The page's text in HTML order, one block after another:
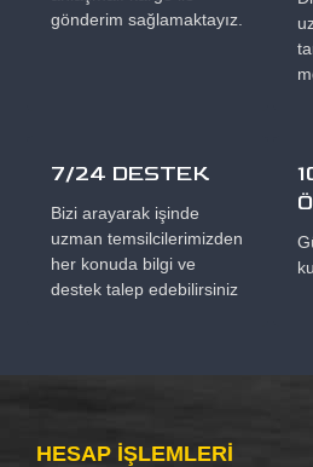
gönderim sağlamaktayız.
7/24 DESTEK
Bizi arayarak işinde
uzman temsilcilerimizden
her konuda bilgi ve
destek talep edebilirsiniz
HESAP IŞLEMLERI